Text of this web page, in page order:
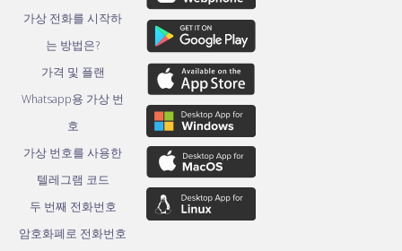
가상 전화를 시작하
는 방법은?
가격 및 플랜
Whatsapp용 가상 번
호
가상 번호를 사용한
텔레그램 코드
두 번째 전화번호
암호화폐로 전화번호